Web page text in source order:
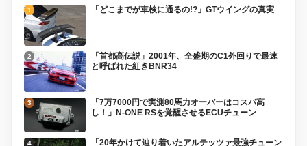
「どこまでが車検に通るの!?」GTウイングの真実
「首都高伝説」2001年、全盛期のC1外回りで最速
と呼ばれた紅きBNR34
「7万7000円で実測80馬力オーバーはコスパ高
し！」N-ONE RSを覚醒させるECUチューン
「20年かけて辿り着いたアルテッツァ最強チューン